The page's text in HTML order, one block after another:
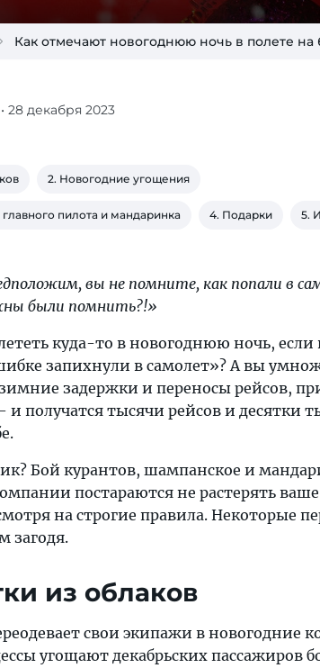
Как отмечают новогоднюю ночь в полете на
• 28 декабря 2023
2. Новогодние угощения
пилота и мандаринка 4. Подарки 5.
вы не помните, как попали в
были помнить?!»
куда-то в новогоднюю ночь,
запихнули в самолет»? А вы
задержки и переносы рейсов,
и получатся тысячи рейсов и десятки
Бой курантов, шампанское и
постараются не растерять
на строгие правила. Некоторые
загодя.
из облаков
свои экипажи в новогодние
угощают декабрьских пассажиров